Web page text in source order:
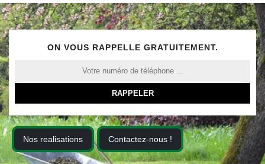
ON VOUS RAPPELLE GRATUITEMENT.
Nos realisations Contactez-nous !